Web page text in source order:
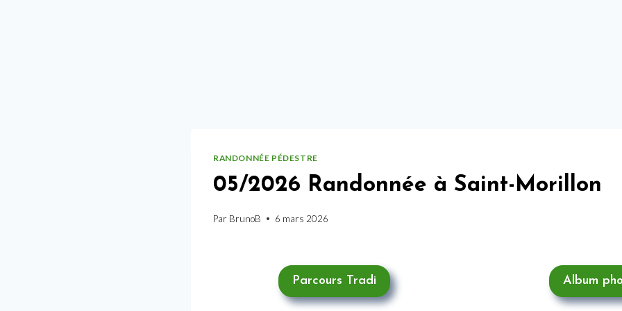
RANDONNÉE PÉDESTRE
05/2026 Randonnée à Saint-Morillon
Par BrunoB 6 mars 2026
Parcours Tradi Album